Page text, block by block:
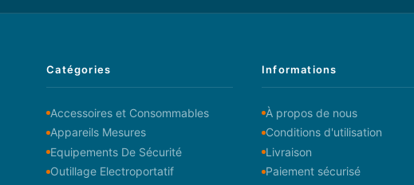
Catégories
Accessoires et Consommables
Appareils Mesures
Equipements De Sécurité
Outillage Electroportatif
Informations
À propos de nous
Conditions d'utilisation
Livraison
Paiement sécurisé